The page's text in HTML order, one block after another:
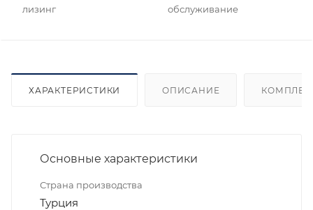
лизинг
обслуживание
ХАРАКТЕРИСТИКИ ОПИСАНИЕ
Основные характеристики
Страна производства
Турция